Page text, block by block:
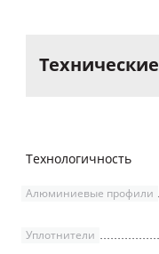
Технические
Технологичность
Алюминиевые профили
Уплотнители